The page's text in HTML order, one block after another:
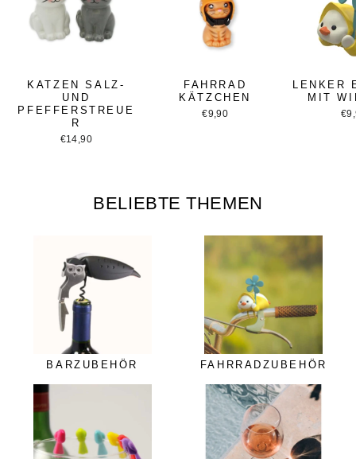
KATZEN SALZ-
UND
PFEFFERSTREUE
R
€14,90
FAHRRAD
KÄTZCHEN
€9,90
LENKER
MIT
BELIEBTE THEMEN
BARZUBEHÖR FAHRRADZUBEHÖR